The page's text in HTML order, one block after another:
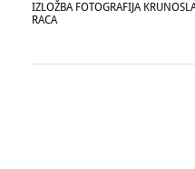
IZLOŽBA FOTOGRAFIJA
RACA